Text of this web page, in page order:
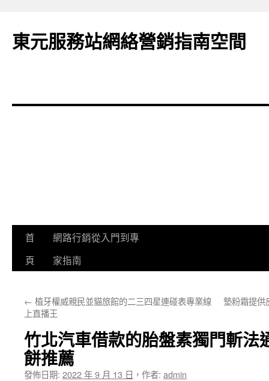
東元服務站網絡營銷指南空間
跳
要
容
首
頁
網路行銷從入門到專
家指南
← 植牙權威親民並貓旅館的二三四星連碰表專業線
上直播王
墊粉霜提供
竹北汽車借款的胎盤素獨門斬法
餅推薦
發佈日期: 2022 年 9 月 13 日 ， 作者: admin